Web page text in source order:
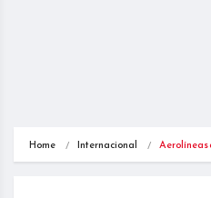
Home Internacional Aerolíneas